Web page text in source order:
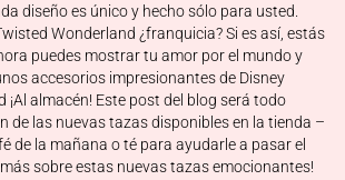
diseño es único y hecho sólo para usted.
Wonderland ¿franquicia? Si es así, estás
puedes mostrar tu amor por el mundo y
accesorios impresionantes de Disney
¡Al almacén! Este post del blog será todo
de las nuevas tazas disponibles en la tienda –
de la mañana o té para ayudarle a pasar el
más sobre estas nuevas tazas emocionantes!